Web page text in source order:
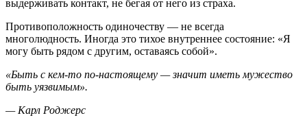
выдерживать контакт, не бегая от него из страха.
Противоположность одиночеству — не всегда
многолюдность. Иногда это тихое внутреннее состояние: «Я
могу быть рядом с другим, оставаясь собой».
«Быть с кем-то по-настоящему — значит иметь мужество
быть уязвимым».
— Карл Роджерс